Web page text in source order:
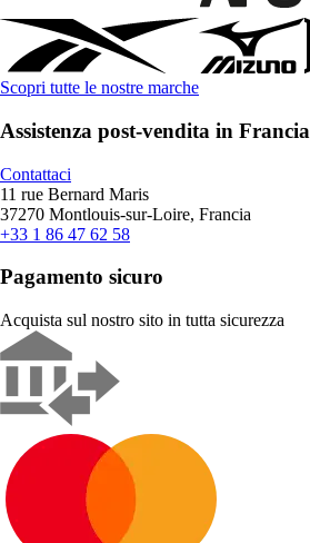
Scopri tutte le nostre marche
Assistenza post-vendita in Francia
Contattaci
11 rue Bernard Maris
37270 Montlouis-sur-Loire, Francia
+33 1 86 47 62 58
Pagamento sicuro
Acquista sul nostro sito in tutta sicurezza